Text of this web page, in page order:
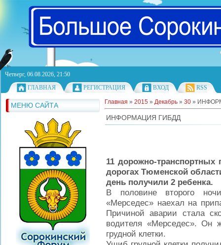
Четверг, 06.08.2026, 21:50
ГЛАВНАЯ
РЕГИСТРАЦИЯ ВХОД RSS
МЕНЮ САЙТА Главная » 2015 » Декабрь » 30 »
ИНФОРМАЦИЯ ГИБДД
11 дорожно-транспортных
дорогах Тюменской
день получили 2 ребенка.
В половине второго
«Мерседес» наехал на
Причиной аварии стала
водителя «Мерседес». Он
грудной клетки.